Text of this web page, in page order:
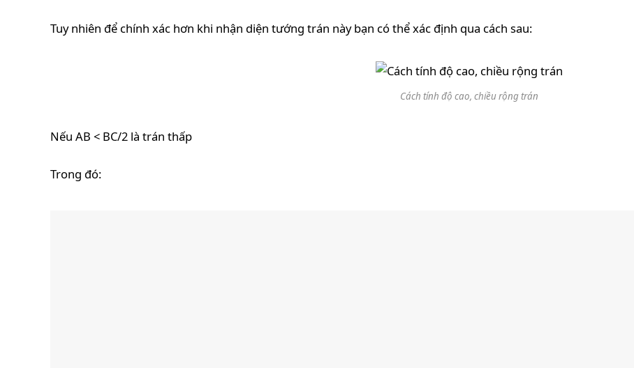
Tuy nhiên để chính xác hơn khi nhận diện tướng trán này bạn có thể xác định qua cách sau:
Cách tính độ cao, chiều rộng trán
Nếu AB < BC/2 là trán thấp
Trong đó: